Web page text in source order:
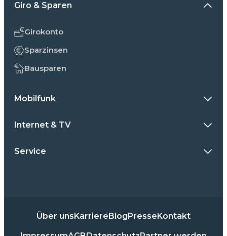
Giro & Sparen
Girokonto
Sparzinsen
Bausparen
Mobilfunk
Internet & TV
Service
Über unsKarriereBlogPresseKontakt